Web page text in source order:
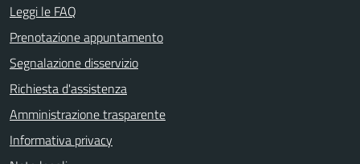
Leggi le FAQ
Prenotazione appuntamento
Segnalazione disservizio
Richiesta d'assistenza
Amministrazione trasparente
Informativa privacy